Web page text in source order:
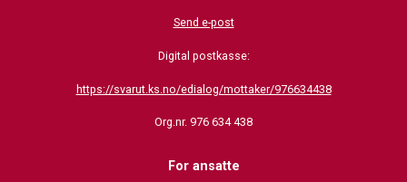
Send e-post
Digital postkasse:
https://svarut.ks.no/edialog/mottaker/976634438
Org.nr. 976 634 438
For ansatte